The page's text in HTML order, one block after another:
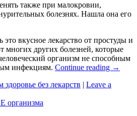
также при малокровии,
болезнях. Нашла она его
вкусное лекарство от простуды и
многих других болезней, которые
организм не способным
инфекциям. Continue reading →
без лекарств | Leave a